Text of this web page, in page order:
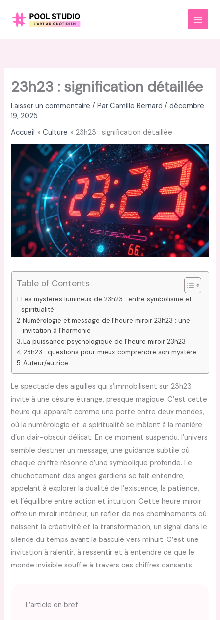
MAIN
23h23 : signification détaillée
Laisser un commentaire / ParCamille Bernard/décembre
19, 2025
Accueil
Culture 23h23 : signification détaillée
Table of Contents
Les mystères lumineux de 23h23 : entre symbolisme et
spiritualité
Numérologie et message de l’heure miroir 23h23 : une
invitation à l’harmonie
La puissance psychologique de l’heure miroir 23h23
23h23 : questions pour mieux comprendre son mystère
Auteur/autrice
Le spectacle des aiguilles qui s’immobilisent sur 23h23
invite à une césure étrange, presque magique. C’est cette
heure qui apparaît comme une porte entre deux mondes,
où la numérologie et la spiritualité se mêlent à la manière
d’un clair-obscur délicat. En ce moment suspendu, l’univers
semble destiner un message, une guidance subtile où
chaque chiffre résonne d’une symbolique profonde. Le
chuchotement des anges gardiens se fait entendre,
appelant à explorer la dualité de l’existence, la patience,
et l’équilibre entre action et intuition. Cette heure miroir
offre un miroir intérieur, un reflet de nos cheminements où
naissent la créativité et la transformation, un signal dans le
silence du temps avant la bascule vers minuit. C’est une
invitation à ralentir, à ressentir et à entendre ce que le
monde invisible souffle à travers ces chiffres dansants.
L’article en bref